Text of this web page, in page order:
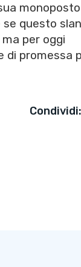
questo
per oggi
di promessa
Condividi: